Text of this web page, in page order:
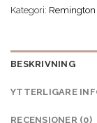
Kategori: Remington
BESKRIVNING
YTTERLIGARE
RECENSIONER (0)